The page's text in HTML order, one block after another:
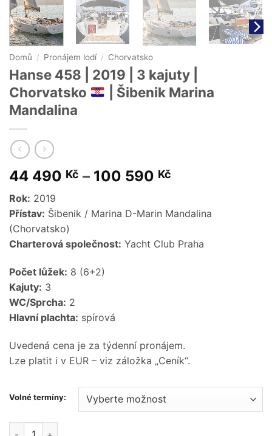
Domů / Pronájem lodí / Chorvatsko
Hanse 458 | 2019 | 3 kajuty |
Chorvatsko
| Šibenik Marina
Mandalina
44 490 Kč – 100 590 Kč
490 Kč
100
Rok: 2019
Přístav: Šibenik / Marina D-Marin Mandalina
(Chorvatsko)
Charterová společnost: Yacht Club Praha
Počet lůžek: 8 (6+2)
Kajuty: 3
WC/Sprcha: 2
Hlavní plachta: spírová
Uvedená cena je za týdenní pronájem.
Lze platit i v EUR – viz záložka „Ceník“.
Volné termíny:
Hanse 458 | 2019 | 3 kajuty | Chorvatsko